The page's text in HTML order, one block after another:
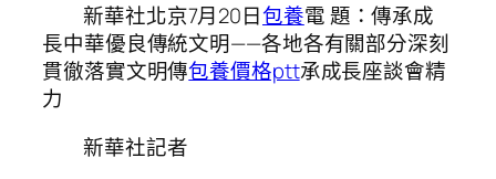
新華社北京7月20日包養電 題：傳承成
長中華優良傳統文明——各地各有關部分深刻
貫徹落實文明傳包養價格ptt承成長座談會精
力
新華社記者